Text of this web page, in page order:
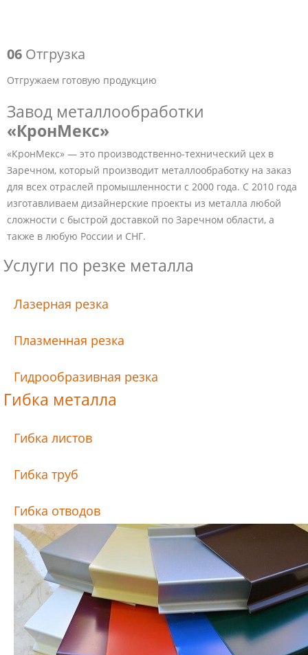
06 Отгрузка
Отгружаем готовую продукцию
Завод металлообработки
«КронМекс»
«КронМекс» — это производственно-технический цех в
Заречном, который производит металлообработку на заказ
для всех отраслей промышленности с 2000 года. С 2010 года
изготавливаем дизайнерские проекты из металла любой
сложности с быстрой доставкой по Заречном области, а
также в любую России и СНГ.
Услуги по резке металла
Лазерная резка
Плазменная резка
Гидрообразивная резка
Гибка металла
Гибка листов
Гибка труб
Гибка отводов